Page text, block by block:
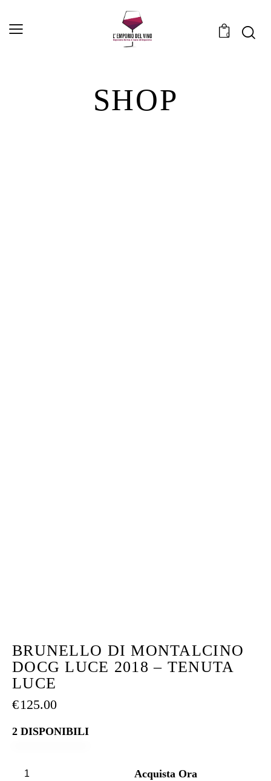
0
SHOP
BRUNELLO DI MONTALCINO
DOCG LUCE 2018 – TENUTA
LUCE
€125.00
2 DISPONIBILI
Acquista Ora